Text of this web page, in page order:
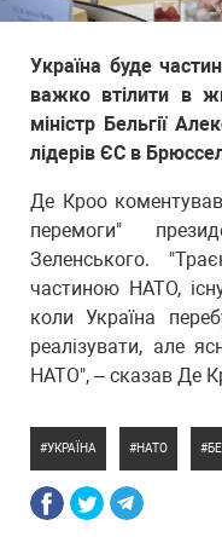
Україна буде
важко втілити в
міністр Бельгії
лідерів ЄС в
Де Кроо
перемоги"
Зеленського.
частиною НАТО,
коли Україна
реалізувати, але
НАТО", – сказав Де
УКРАЇНА НАТО